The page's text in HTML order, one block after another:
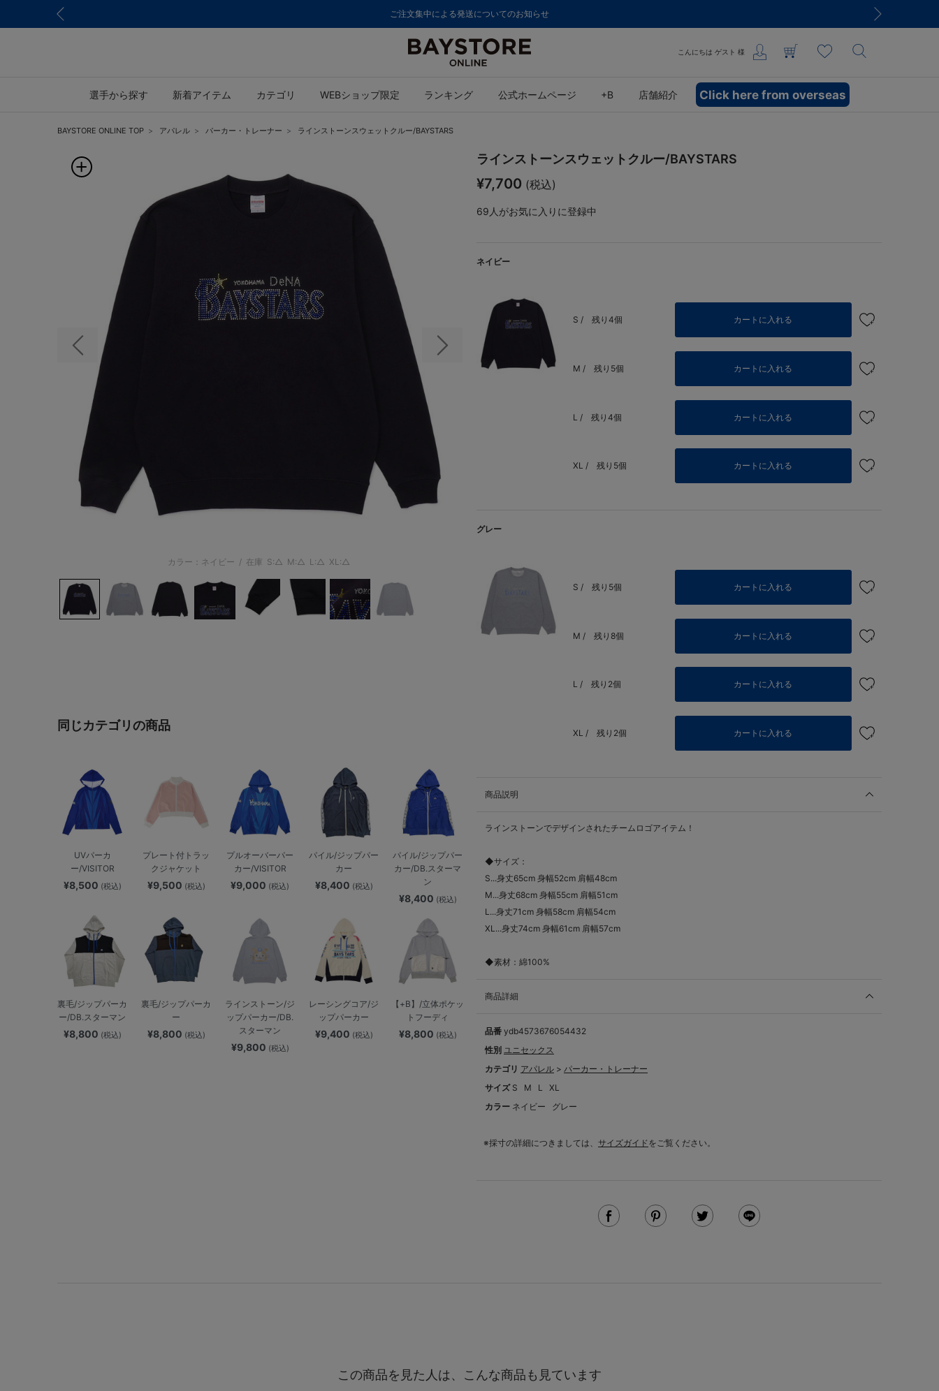
こんにちは ゲスト 様
選手から探す 新着アイテム カテゴリ WEBショップ限定 ランキング 公式ホームページ +B 店舗紹介 Click here from overseas
BAYSTORE ONLINE TOP アパレル パーカー・トレーナー ラインストーンスウェットクルー/BAYSTARS
前の画像 次の画像
カラー：ネイビー / 在庫 S:△ M:△ L:△ XL:△
同じカテゴリの商品
UVパーカ
ー/VISITOR
¥8,500 (税込)
プレート付トラッ
クジャケット
¥9,500 (税込)
プルオーバーパー
カー/VISITOR
¥9,000 (税込)
パイル/ジップパー
カー
¥8,400 (税込)
パイル/ジップパー
カー/DB.スターマ
ン
¥8,400 (税込)
裏毛/ジップパーカ
ー/DB.スターマン
¥8,800 (税込)
裏毛/ジップパーカ
ー
¥8,800 (税込)
ラインストーン/ジ
ップパーカー/DB.
スターマン
¥9,800 (税込)
レーシングコア/ジ
ップパーカー
¥9,400 (税込)
【+B】/立体ポケッ
トフーディ
¥8,800 (税込)
ラインストーンスウェットクルー/BAYSTARS
¥7,700 (税込)
69 人がお気に入りに登録中
ネイビー
S / 残り4個 カートに入れる
M / 残り5個 カートに入れる
L / 残り4個 カートに入れる
XL / 残り5個 カートに入れる
グレー
S / 残り5個 カートに入れる
M / 残り8個 カートに入れる
L / 残り2個 カートに入れる
XL / 残り2個 カートに入れる
商品説明
ラインストーンでデザインされたチームロゴアイテム！
◆サイズ：
S...身丈65cm 身幅52cm 肩幅48cm
M...身丈68cm 身幅55cm 肩幅51cm
L...身丈71cm 身幅58cm 肩幅54cm
XL...身丈74cm 身幅61cm 肩幅57cm
◆素材：綿100%
商品詳細
品番 ydb4573676054432
性別 ユニセックス
カテゴリ アパレル > パーカー・トレーナー
サイズ S M L
XL
カラー ネイビー グレー
※採寸の詳細につきましては、 サイズガイドをご覧ください。
この商品を見た人は、こんな商品も見ています